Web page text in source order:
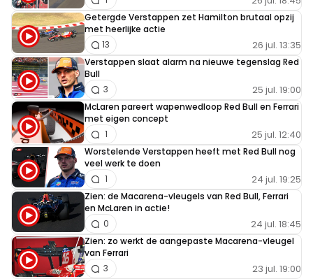
Getergde Verstappen zet Hamilton brutaal opzij
met heerlijke actie
26 jul. 13:35
13
Verstappen slaat alarm na nieuwe tegenslag Red
Bull
25 jul. 19:00
3
McLaren pareert wapenwedloop Red Bull en Ferrari
met eigen concept
25 jul. 12:40
1
Worstelende Verstappen heeft met Red Bull nog
veel werk te doen
24 jul. 19:25
1
Zien: de Macarena-vleugels van Red Bull, Ferrari
en McLaren in actie!
24 jul. 18:45
0
Zien: zo werkt de aangepaste Macarena-vleugel
van Ferrari
23 jul. 19:00
3